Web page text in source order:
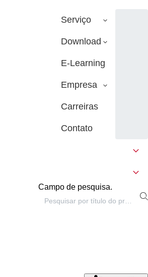
Serviço
Download
E-Learning
Empresa
Carreiras
Contato
Campo de pesquisa.